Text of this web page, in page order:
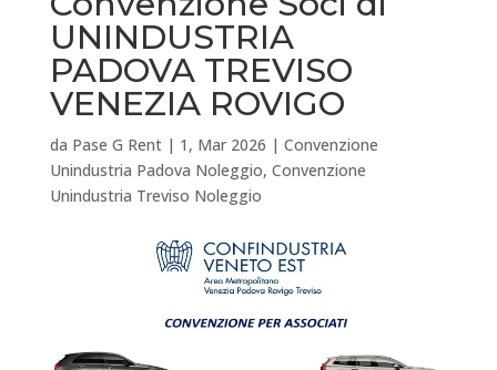
UNINDUSTRIA
PADOVA TREVISO
VENEZIA ROVIGO
da Pase G Rent| 1, Mar 2026 | Convenzione
Unindustria Padova Noleggio, Convenzione
Unindustria Treviso Noleggio